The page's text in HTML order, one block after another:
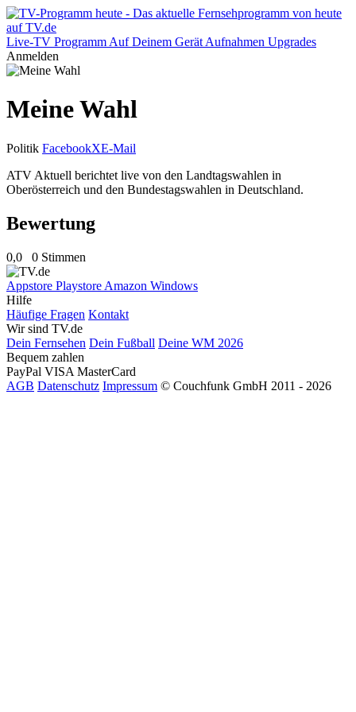
Live-TV Programm Auf Deinem Gerät Aufnahmen Upgrades
Anmelden
Meine Wahl
Politik FacebookXE-Mail
ATV Aktuell berichtet live von den Landtagswahlen in
Oberösterreich und den Bundestagswahlen in Deutschland.
Bewertung
0,0 0 Stimmen
Appstore Playstore Amazon Windows
Hilfe
Häufige Fragen Kontakt
Wir sind TV.de
Dein Fernsehen Dein Fußball Deine WM 2026
Bequem zahlen
PayPal VISA MasterCard
AGB Datenschutz Impressum © Couchfunk GmbH 2011 - 2026